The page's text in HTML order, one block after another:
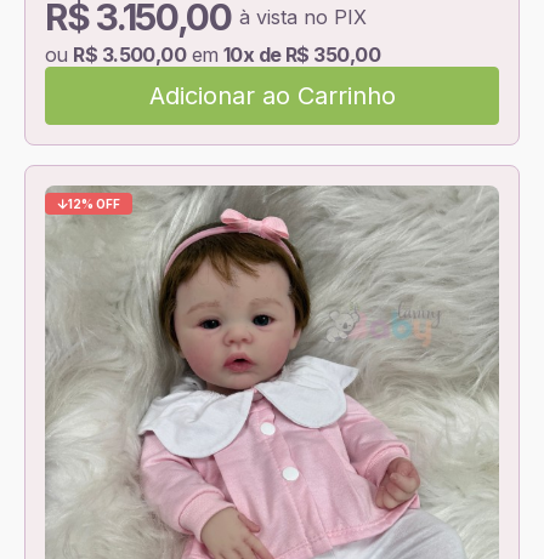
R$ 3.150,00 à vista no PIX
ou R$ 3.500,00em 10x de R$ 350,00
Adicionar ao Carrinho
12% OFF